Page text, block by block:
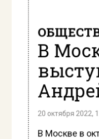
В
20 октября 2022,
В Москве в